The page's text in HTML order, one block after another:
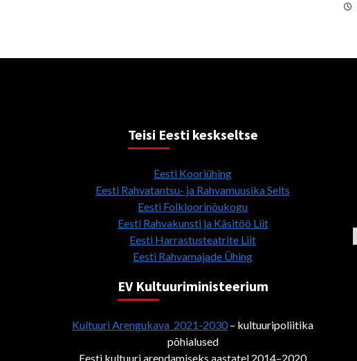
Teisi Eesti keskseltse
Eesti Kooriühing
Eesti Rahvatantsu- ja Rahvamuusika Selts
Eesti Folkloorinõukogu
Eesti Rahvakunsti ja Käsitöö Liit
Eesti Harrastusteatrite Liit
Eesti Rahvamajade Ühing
EV Kultuuriministeerium
Kultuuri Arengukava 2021-2030– kultuuripoliitika
põhialused
Eesti kultuuri arendamiseks aastatel 2014–2020